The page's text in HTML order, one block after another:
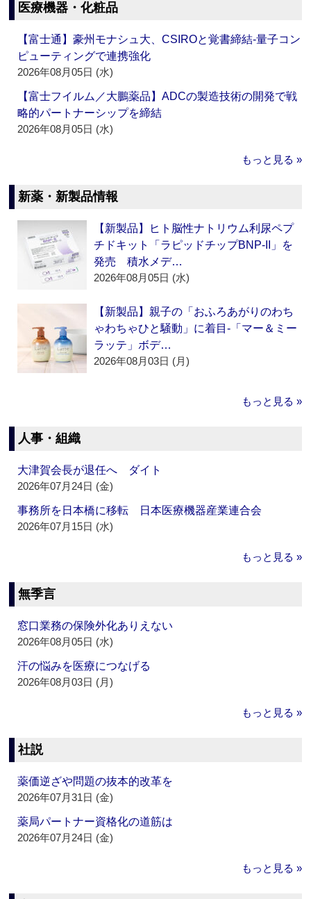
医療機器・化粧品
【富士通】豪州モナシュ大、CSIROと覚書締結‐量子コン
ピューティングで連携強化
2026年08月05日 (水)
【富士フイルム／大鵬薬品】ADCの製造技術の開発で戦
略的パートナーシップを締結
2026年08月05日 (水)
もっと見る »
新薬・新製品情報
【新製品】ヒト脳性ナトリウム利尿ペプ
チドキット「ラピッドチップBNP-II」を
発売 積水メデ…
2026年08月05日 (水)
【新製品】親子の「おふろあがりのわち
ゃわちゃひと騒動」に着目‐「マー＆ミー
ラッテ」ボデ…
2026年08月03日 (月)
もっと見る »
人事・組織
大津賀会長が退任へ ダイト
2026年07月24日 (金)
事務所を日本橋に移転 日本医療機器産業連合会
2026年07月15日 (水)
もっと見る »
無季言
窓口業務の保険外化ありえない
2026年08月05日 (水)
汗の悩みを医療につなげる
2026年08月03日 (月)
もっと見る »
社説
薬価逆ざや問題の抜本的改革を
2026年07月31日 (金)
薬局パートナー資格化の道筋は
2026年07月24日 (金)
もっと見る »